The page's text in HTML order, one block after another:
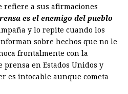
refiere a sus afirmaciones
es el enemigo del pueblo
y lo repite cuando los
sobre hechos que no le
frontalmente con la
en Estados Unidos y
es intocable aunque cometa